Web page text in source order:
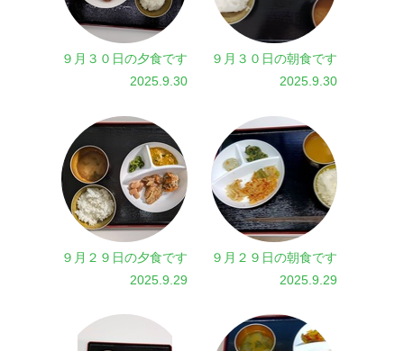
９月３０日の夕食です
2025.9.30
９月３０日の朝食です
2025.9.30
９月２９日の夕食です
2025.9.29
９月２９日の朝食です
2025.9.29